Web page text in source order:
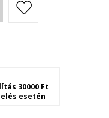
30000 Ft
esetén